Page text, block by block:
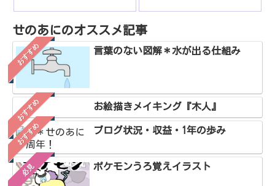
せのあにのオススメ記事
おすすめ 言葉のない図解＊水が出る仕組み
おすすめ お絵描きメイキング『木人』
おすすめ ブログ状況・収益・1年の歩み
必見 ポケモンうろ覚えイラスト